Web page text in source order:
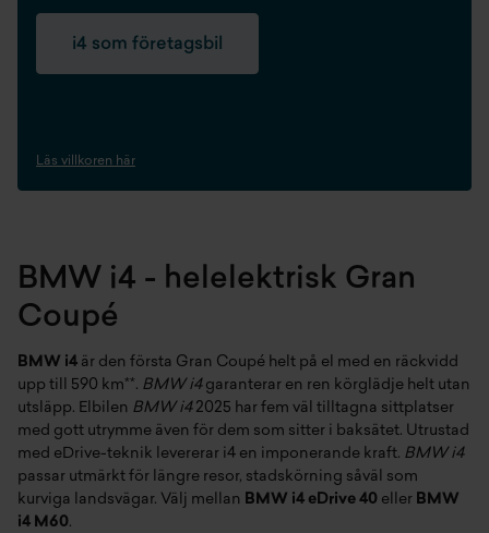
i4 som företagsbil
Läs villkoren här
BMW i4 - helelektrisk Gran
Coupé
BMW i4 är den första Gran Coupé helt på el med en räckvidd
upp till 590 km**. BMW i4garanterar en ren körglädje helt utan
utsläpp. Elbilen BMW i42025 har fem väl tilltagna sittplatser
med gott utrymme även för dem som sitter i baksätet. Utrustad
med eDrive-teknik levererar i4 en imponerande kraft. BMW i4
passar utmärkt för längre resor, stadskörning såväl som
kurviga landsvägar. Välj mellan BMW i4 eDrive 40 eller BMW
i4 M60.